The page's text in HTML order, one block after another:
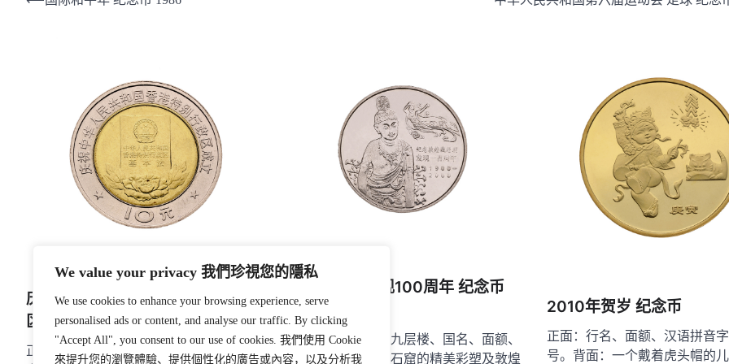
We value your privacy 我們珍視您的隱私
We use cookies to enhance your browsing experience, serve
personalised ads or content, and analyse our traffic. By clicking
"Accept All", you consent to our use of cookies. 我們使用 Cookie
來提升您的瀏覽體驗、提供個性化的廣告或內容，以及分析我
庆祝中华人民共和国香港特别行政
区成立 基本法 纪念币 1997
正面：国名、年号、香港特别行政区区旗
敦煌藏经洞发现100周年 纪念币
2000
正面：敦煌莫高窟九层楼、国名、面额、
年号。背面：敦煌石窟的精美彩塑及敦煌
2010年贺岁 纪念币
正面：行名、面额、汉语拼音
号。背面：一个戴着虎头帽的